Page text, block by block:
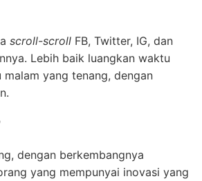
scroll-scroll FB, Twitter, IG, dan
Lebih baik luangkan waktu
yang tenang, dengan
dengan berkembangnya
yang mempunyai inovasi yang